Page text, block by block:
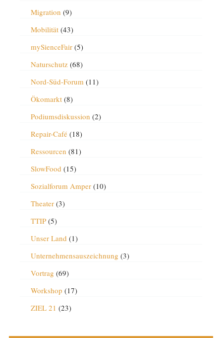
Migration (9)
Mobilität(43)
mySienceFair(5)
Naturschutz(68)
Nord-Süd-Forum (11)
Ökomarkt(8)
Podiumsdiskussion (2)
Repair-Café(18)
Ressourcen (81)
SlowFood (15)
Sozialforum Amper(10)
Theater(3)
TTIP(5)
Unser Land (1)
Unternehmensauszeichnung (3)
Vortrag (69)
Workshop (17)
ZIEL 21 (23)